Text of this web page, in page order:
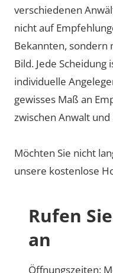
verschiedenen
nicht auf
Bekannten, sondern
Bild. Jede
individuelle
gewisses Maß an
zwischen Anwalt
Möchten Sie nicht
unsere kostenlose
Rufen
an
Öffnungszeiten: